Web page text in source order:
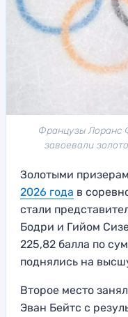
Французы Лоранс
завоевали
Золотыми
2026 года в
стали
Бодри и Гийом
225,82 балла по
поднялись на
Второе место
Эван Бейтс с